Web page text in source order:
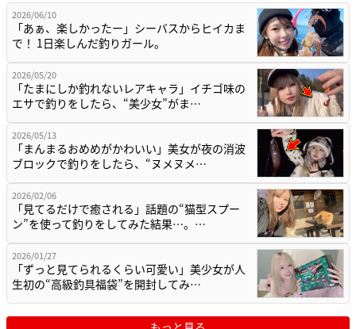
2026/06/10
「あぁ、楽しかったー」シーバスからヒイカま
で！ 1日楽しんだ釣りガール。
2026/05/20
「たまにしか釣れないレアキャラ」イチゴ味の
エサで釣りをしたら、“美少女”がま…
2026/05/13
「まんまるおめめがかわいい」美女が夜の消波
ブロックで釣りをしたら、“ヌメヌメ…
2026/02/06
「見てるだけで癒される」話題の“猫型スプー
ン”を使って釣りをしてみた結果…。…
2026/01/27
「ずっと見てられるくらい可愛い」美少女が人
生初の“高級釣具福袋”を開封してみ…